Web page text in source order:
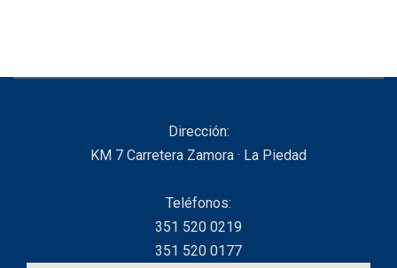
Dirección:
KM 7 Carretera Zamora · La Piedad
Teléfonos:
351 520 0219
351 520 0177